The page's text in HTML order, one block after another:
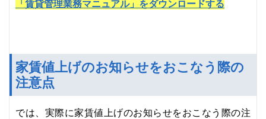
「賃貸管理業務マニュアル」をダウンロードする
家賃値上げのお知らせをおこなう際の
注意点
では、実際に家賃値上げのお知らせをおこなう際の注